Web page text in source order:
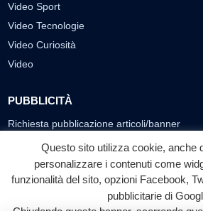
Video Sport
Video Tecnologie
Video Curiosità
Video
PUBBLICITÀ
Richiesta pubblicazione articoli/banner
SEGUICI SUI SOCIAL
f
Facebook
◎ ▶
Questo sito utilizza cookie, anche
personalizzare i contenuti come
funzionalità del sito, opzioni Facebook,
pubblicitarie di